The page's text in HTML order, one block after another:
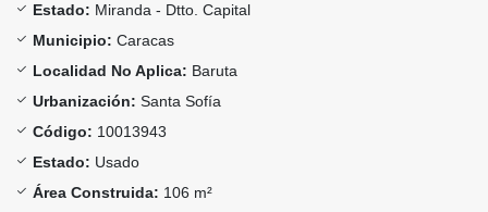
Estado: Miranda - Dtto. Capital
Municipio: Caracas
Localidad No Aplica: Baruta
Urbanización: Santa Sofía
Código: 10013943
Estado: Usado
Área Construida: 106 m²